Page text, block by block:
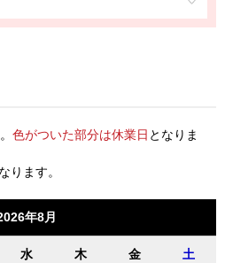
色がついた部分は休業日 となりま
ります。
年8月
水 木 金 土